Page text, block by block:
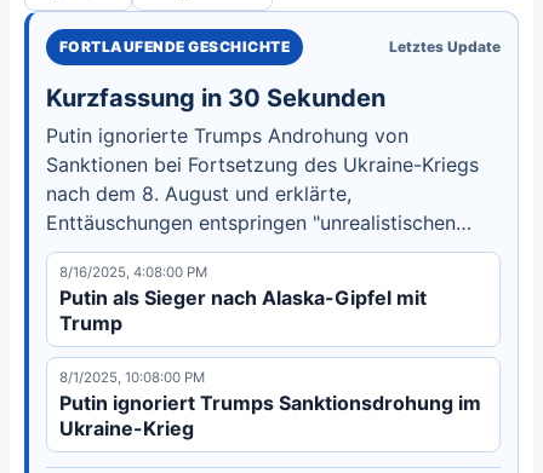
FORTLAUFENDE GESCHICHTE Letztes Update
Kurzfassung in 30 Sekunden
Putin ignorierte Trumps Androhung von
Sanktionen bei Fortsetzung des Ukraine-Kriegs
nach dem 8. August und erklärte,
Enttäuschungen entspringen "unrealistischen
Erwartungen". Er wiederholte Forderungen nach
ukrainischem Gebietsverzicht, militärischer
Reduzierung und Regimewechsel, während er
russische Kampfgewinne hervorhob.
8/16/2025, 4:08:00 PM
Putin als Sieger nach Alaska-Gipfel mit
Trump
8/1/2025, 10:08:00 PM
Putin ignoriert Trumps Sanktionsdrohung im
Ukraine-Krieg